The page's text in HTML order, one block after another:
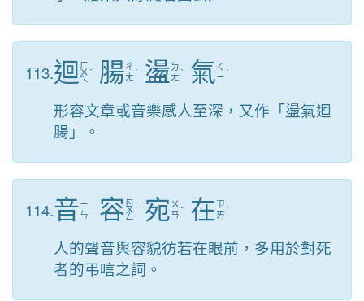
113.迴 ㄏ
ㄨ
ㄟ
ˊ 腸ㄔ
ㄤ ˊ 盪 ㄉ
ㄤˋ 氣 ㄑ
ㄧˋ
形容文章或音樂感人至深，又作「盪氣迴
腸」。
114.音ㄧ
ㄣ
容 ㄖ
ㄨ
ㄥ
ˊ 宛 ㄨ
ㄢˇ 在 ㄗ
ㄞˋ
人的聲音與容貌彷若在眼前，多用於對死
者的弔唁之詞。